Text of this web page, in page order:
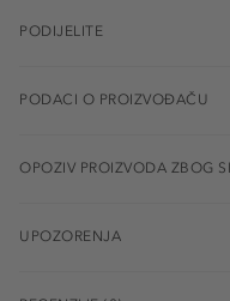
PODIJELITE
PODACI O PROIZVOĐAČU
OPOZIV PROIZVODA ZBOG
UPOZORENJA